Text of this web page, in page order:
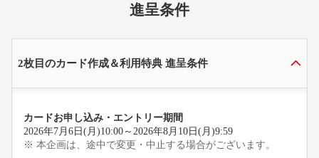
進呈条件
2枚目のカード作成＆利用特典 進呈条件
カードお申し込み・ エントリー期間
2026年7月6日(月)10:00～2026年8月10日(月)9:59
本企画は、途中で変更・中止する場合がございます。